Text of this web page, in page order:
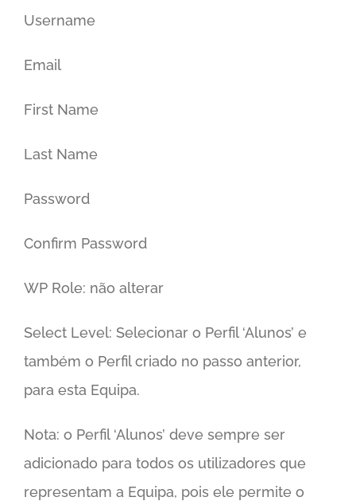
Username
Email
First Name
Last Name
Password
Confirm Password
WP Role: não alterar
Select Level: Selecionar o Perfil ‘Alunos’ e
também o Perfil criado no passo anterior,
para esta Equipa.
Nota: o Perfil ‘Alunos’ deve sempre ser
adicionado para todos os utilizadores que
representam a Equipa, pois ele permite o